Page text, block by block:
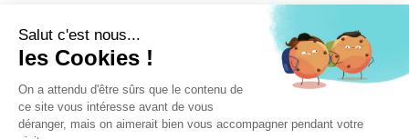
Vous souhaitez échanger
avec nous ?
Nous sommes
à votre écoute